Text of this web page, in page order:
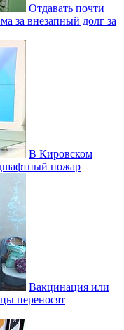
Отдавать почти
за внезапный долг за
В Кировском
пожар
Вакцинация или
переносят